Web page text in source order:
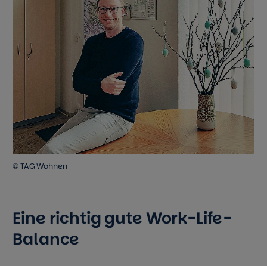
© TAG Wohnen
Eine richtig gute Work-Life-
Balance